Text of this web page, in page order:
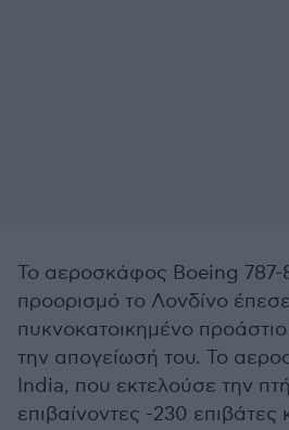
Το αεροσκάφος Boeing 787-
προορισμό το Λονδίνο
πυκνοκατοικημένο
την απογείωσή του. Το
India, που εκτελούσε την
επιβαίνοντες -230 επιβάτες